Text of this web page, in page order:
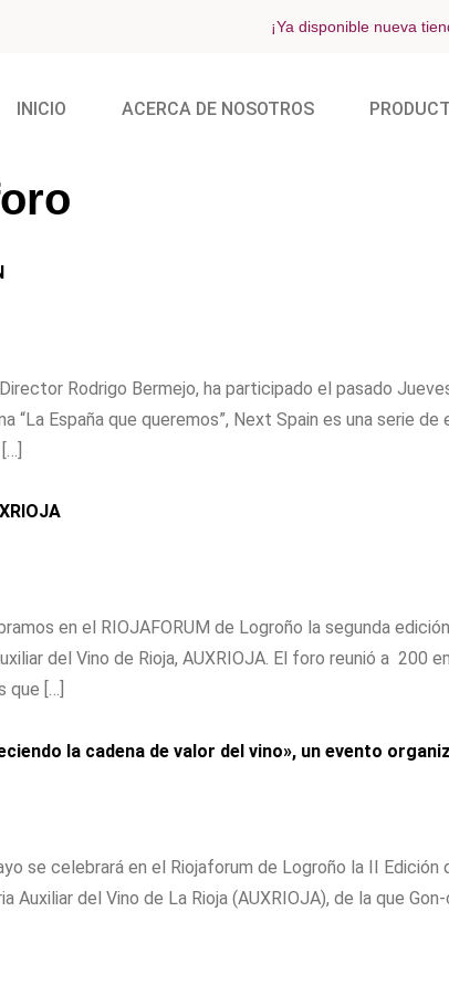
¡Ya disponible nueva
INICIO ACERCA DE NOSOTROS
Rodrigo Bermejo, ha participado el pasado
“La España que queremos”, Next Spain es una serie
en el RIOJAFORUM de Logroño la segunda
del Vino de Rioja, AUXRIOJA. El foro reunió a
que […]
la cadena de valor del vino», un evento
se celebrará en el Riojaforum de Logroño la II
Auxiliar del Vino de La Rioja (AUXRIOJA), de la que